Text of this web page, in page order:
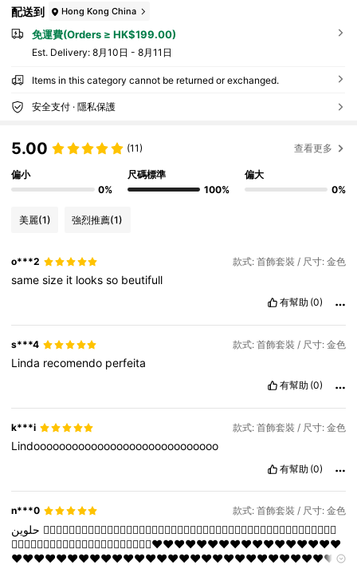
配送到 Hong Kong China
免運費(Orders ≥ HK$199.00)
​Est. Delivery: 8月10日 - 8月11日
Items in this category cannot be returned or exchanged.
安全支付 · 隱私保護
5.00 (11) 查看更多
偏小
0%
尺碼標準
100%
偏大
0%
美麗(1) 強烈推薦(1)
o***2 款式: 首飾套裝 / 尺寸: 金色
samesize it looksso beutifull
有幫助 (0)
s***4 款式: 首飾套裝 / 尺寸: 金色
Linda recomendo perfeita
有幫助 (0)
k***i 款式: 首飾套裝 / 尺寸: 金色
Lindooooooooooooooooooooooooooooo
有幫助 (0)
n***0 款式: 首飾套裝 / 尺寸: 金色
👍🏻👍🏻👍🏻👍🏻👍🏻👍🏻👍🏻👍🏻👍🏻👍🏻👍🏻👍🏻👍🏻👍🏻👍🏻👍🏻👍🏻👍🏻👍🏻👍🏻👍🏻👍🏻👍🏻
👍🏻👍🏻👍🏻👍🏻👍🏻👍🏻👍🏻👍🏻👍🏻👍🏻👍🏻❤️❤️❤️❤️❤️❤️❤️❤️❤️❤️❤️❤️❤️❤️❤️❤️❤️
❤️❤️❤️❤️❤️❤️❤️❤️❤️❤️❤️❤️❤️❤️❤️❤️❤️❤️❤️❤️❤️❤️❤️❤️❤️❤️❤️❤️❤️